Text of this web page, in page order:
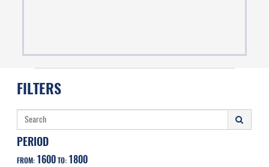
FILTERS
PERIOD
FROM: 1600TO: 1800